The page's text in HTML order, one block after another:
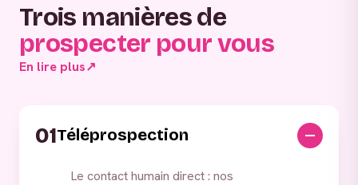
Trois manières de
prospecter pour vous
En lire plus↗
01Téléprospection
Le contact humain direct : nos